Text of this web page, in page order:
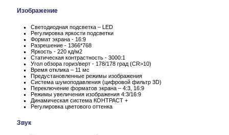
Изображение
Светодиодная подсветка – LED
Регулировка яркости подсветки
Формат экрана - 16:9
Разрешение - 1366*768
Яркость - 220 кд/м2
Статическая контрастность - 3000:1
Угол обзора гориз/верт - 178/178 град (CR>10)
Время отклика – 11 мс
Предустановленные режимы изображения
Система шумоподавления (цифровой фильтр 3D)
Переключение форматов экрана – 4:3, 16:9
Режимы увеличения изображения 4:3/16:9
Динамическая система КОНТРАСТ +
Регулировка цветового оттенка
Звук